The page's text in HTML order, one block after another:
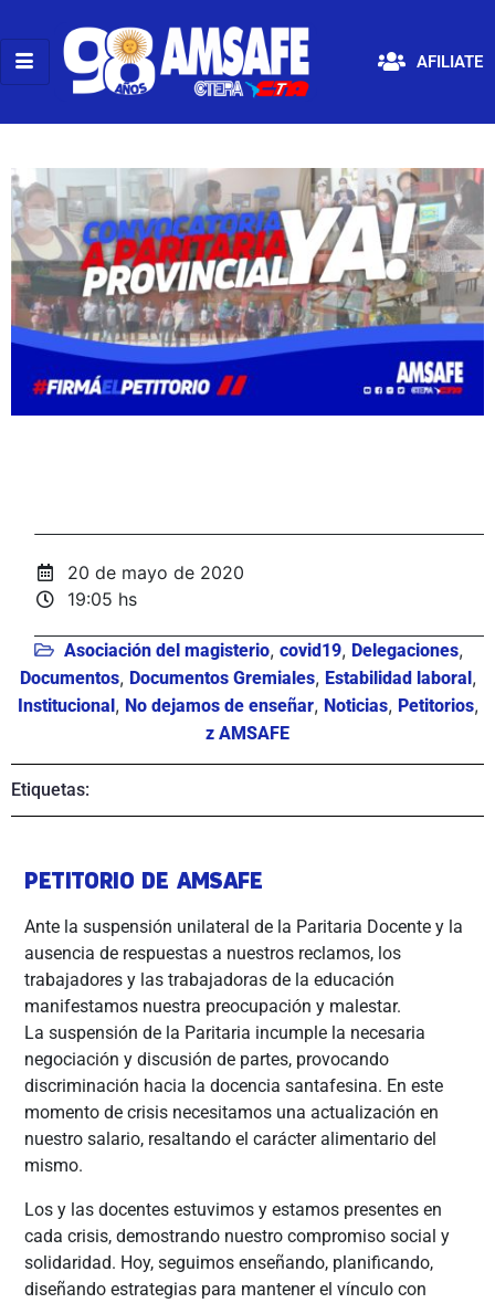
AFILIATE
20 de mayo de 2020
19:05 hs
Asociación del magisterio, covid19, Delegaciones,
Documentos, Documentos Gremiales, Estabilidad laboral ,
Institucional , No dejamos de enseñar, Noticias, Petitorios,
z AMSAFE
Etiquetas:
PETITORIO DE AMSAFE
Ante la suspensión unilateral de la Paritaria Docente y la
ausencia de respuestas a nuestros reclamos, los
trabajadores y las trabajadoras de la educación
manifestamos nuestra preocupación y malestar.
La suspensión de la Paritaria incumple la necesaria
negociación y discusión de partes, provocando
discriminación hacia la docencia santafesina. En este
momento de crisis necesitamos una actualización en
nuestro salario, resaltando el carácter alimentario del
mismo.
Los y las docentes estuvimos y estamos presentes en
cada crisis, demostrando nuestro compromiso social y
solidaridad. Hoy, seguimos enseñando, planificando,
diseñando estrategias para mantener el vínculo con